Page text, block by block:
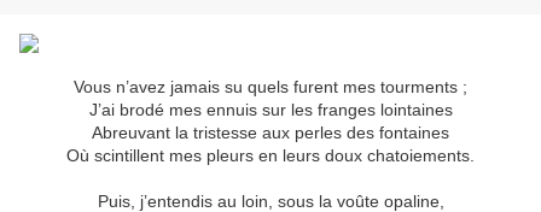
Vous n’avez jamais su quels furent mes tourments ;
J’ai brodé mes ennuis sur les franges lointaines
Abreuvant la tristesse aux perles des fontaines
Où scintillent mes pleurs en leurs doux chatoiements.
Puis, j’entendis au loin, sous la voûte opaline,